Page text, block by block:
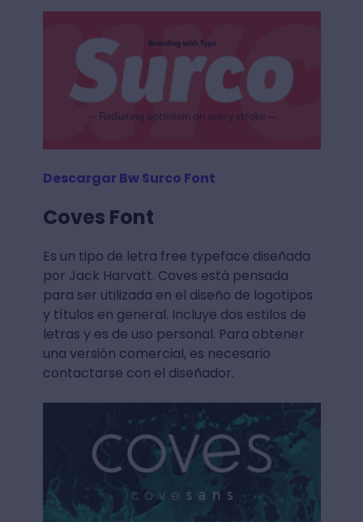
Descargar Bw Surco Font
Coves Font
Es un tipo de letra free typeface diseñada
por Jack Harvatt. Coves está pensada
para ser utilizada en el diseño de logotipos
y títulos en general. Incluye dos estilos de
letras y es de uso personal. Para obtener
una versión comercial, es necesario
contactarse con el diseñador.